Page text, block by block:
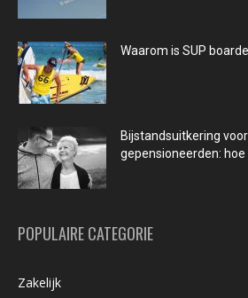
Waarom is SUP
Bijstandsuitkering
gepensioneerden:
POPULAIRE CATEGORIE
Zakelijk